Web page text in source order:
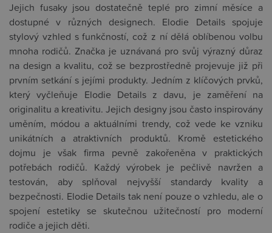
Jejich fusaky jsou dostatečně teplé pro zimní měsíce a
dostupné v různých designech. Elodie Details spojuje
stylový vzhled s funkčností, což z ní dělá oblíbenou volbu
mnoha rodičů. Značka je uznávaná pro svůj výrazný důraz
na design a kvalitu, což se bezprostředně projevuje již při
prvním setkání s jejími produkty. Jedním z klíčových prvků,
který vyčleňuje Elodie Details z davu, je zaměření na
originalitu a kreativitu. Jejich designy jsou často inspirovány
uměním, módou a aktuálními trendy, což vede ke vzniku
unikátních a atraktivních produktů. Kromě estetického
dojmu je však firma pevně zakořeněna v praktických
potřebách rodičů. Každý výrobek je pečlivě navržen a
testován, aby splňoval nejvyšší standardy kvality a
bezpečnosti. Elodie Details tak není pouze o vzhledu, ale o
spojení estetiky se skutečnou užitečností pro moderní
rodiče a jejich děti.